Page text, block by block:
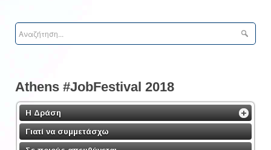
Athens #JobFestival 2018
Η Δράση
Γιατί να συμμετάσχω